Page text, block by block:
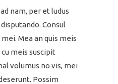
nam, per et ludus
Consul
Mea an quis meis
meis suscipit
volumus no vis, mei
Possim